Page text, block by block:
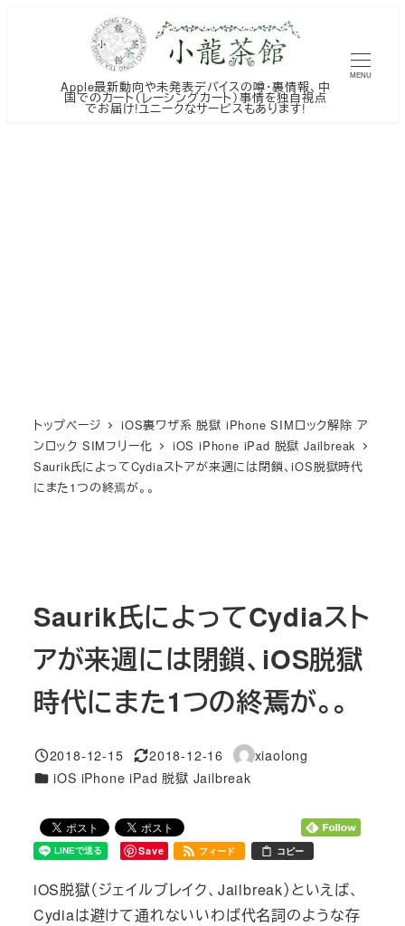
Apple最新動向や未発表デバイスの噂・裏情報、中
国でのカート（レーシングカート）事情を独自視点
でお届け!ユニークなサービスもあります!
MENU
トップページ
iOS裏ワザ系 脱獄 iPhone SIMロック解除 ア
ンロック SIMフリー化
iOS iPhone iPad 脱獄 Jailbreak
Saurik氏によってCydiaストアが来週には閉鎖、iOS脱獄時代
にまた1つの終焉が。。
Saurik氏によってCydiaスト
アが来週には閉鎖、iOS脱獄
時代にまた1つの終焉が。。
投稿日
2018-12-15
更新日
2018-12-16
著
者
xiaolong
カテゴリー
iOS iPhone iPad 脱獄 Jailbreak
Save フィード コピー
iOS脱獄（ジェイルブレイク、Jailbreak）といえば、
Cydiaは避けて通れないいわば代名詞のような存